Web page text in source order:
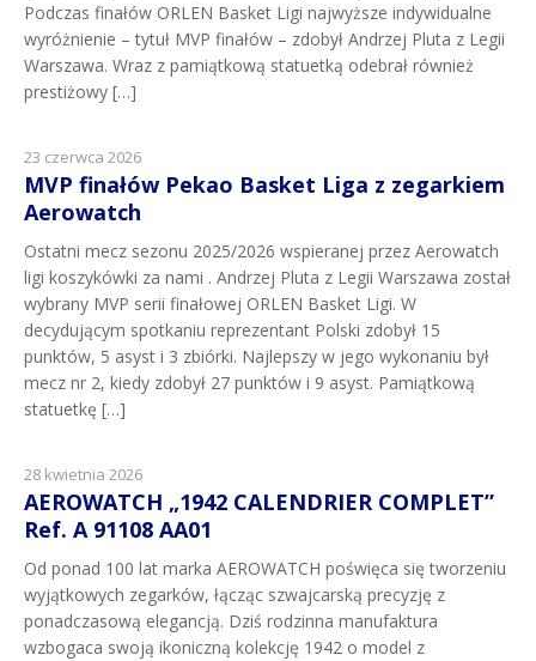
Podczas finałów ORLEN Basket Ligi najwyższe indywidualne
wyróżnienie – tytuł MVP finałów – zdobył Andrzej Pluta z Legii
Warszawa. Wraz z pamiątkową statuetką odebrał również
prestiżowy […]
23 czerwca 2026
MVP finałów Pekao Basket Liga z zegarkiem
Aerowatch
Ostatni mecz sezonu 2025/2026 wspieranej przez Aerowatch
ligi koszykówki za nami . Andrzej Pluta z Legii Warszawa został
wybrany MVP serii finałowej ORLEN Basket Ligi. W
decydującym spotkaniu reprezentant Polski zdobył 15
punktów, 5 asyst i 3 zbiórki. Najlepszy w jego wykonaniu był
mecz nr 2, kiedy zdobył 27 punktów i 9 asyst. Pamiątkową
statuetkę […]
28 kwietnia 2026
AEROWATCH „1942 CALENDRIER COMPLET”
Ref. A 91108 AA01
Od ponad 100 lat marka AEROWATCH poświęca się tworzeniu
wyjątkowych zegarków, łącząc szwajcarską precyzję z
ponadczasową elegancją. Dziś rodzinna manufaktura
wzbogaca swoją ikoniczną kolekcję 1942 o model z